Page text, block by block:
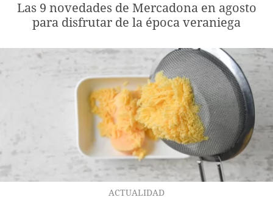
Las 9 novedades de Mercadona en agosto
para disfrutar de la época veraniega
ACTUALIDAD